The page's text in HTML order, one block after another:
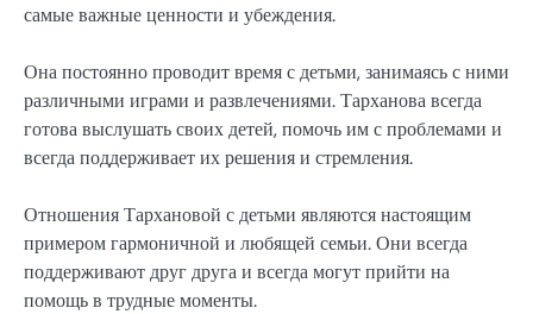
самые важные ценности и убеждения.
Она постоянно проводит время с детьми, занимаясь с ними
различными играми и развлечениями. Тарханова всегда
готова выслушать своих детей, помочь им с проблемами и
всегда поддерживает их решения и стремления.
Отношения Тархановой с детьми являются настоящим
примером гармоничной и любящей семьи. Они всегда
поддерживают друг друга и всегда могут прийти на
помощь в трудные моменты.